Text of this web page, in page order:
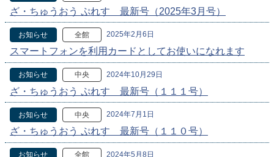
ざ・ちゅうおう ぷれす 最新号（2025年3月号）
お知らせ 全館 2025年2月6日
スマートフォンを利用カードとしてお使いになれます
お知らせ 中央 2024年10月29日
ざ・ちゅうおう ぷれす 最新号（１１１号）
お知らせ 中央 2024年7月1日
ざ・ちゅうおう ぷれす 最新号（１１０号）
お知らせ 全館 2024年5月8日